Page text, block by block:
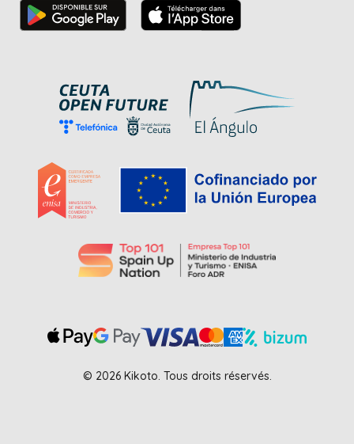
© 2026 Kikoto. Tous droits réservés.